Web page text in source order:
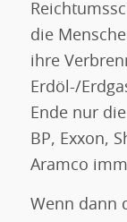
die
ihre
Erdöl-/
Ende nur
BP, Exxon,
Aramco
Wenn dann